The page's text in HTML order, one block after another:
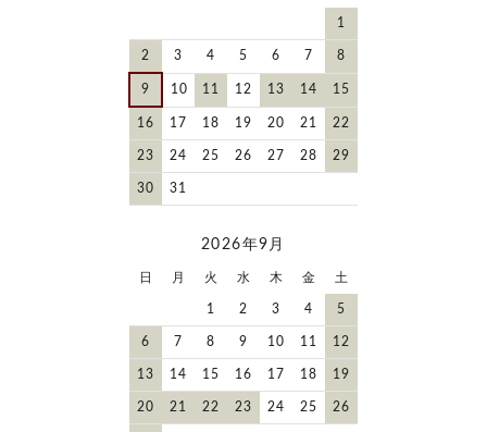
1
2 3 4 5 6 7 8
9 10 11 12 13 14 15
16 17 18 19 20 21 22
23 24 25 26 27 28 29
30 31
2026年9月
日 月 火 水 木 金 土
1 2 3 4 5
6 7 8 9 10 11 12
13 14 15 16 17 18 19
20 21 22 23 24 25 26